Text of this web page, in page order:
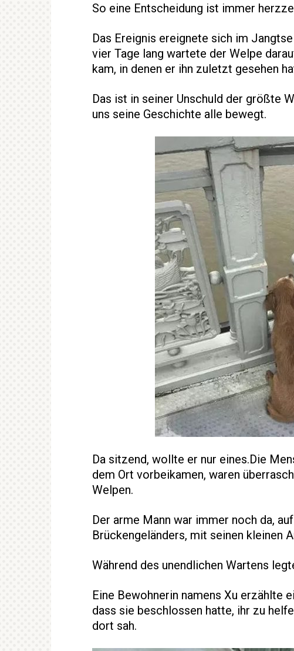
So eine Entscheidung ist immer
Das Ereignis ereignete sich im
vier Tage lang wartete der Welpe
kam, in denen er ihn zuletzt gesehen
Das ist in seiner Unschuld der größte
uns seine Geschichte alle bewegt.
Da sitzend, wollte er nur eines.Die
dem Ort vorbeikamen, waren
Welpen.
Der arme Mann war immer noch da,
Brückengeländers, mit seinen kleinen
Während des unendlichen Wartens
Eine Bewohnerin namens Xu erzählte
dass sie beschlossen hatte, ihr zu
dort sah.